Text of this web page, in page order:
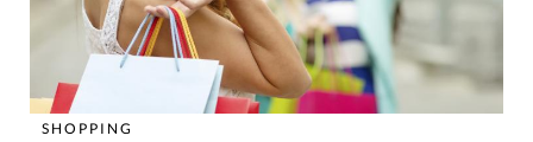
SHOPPING